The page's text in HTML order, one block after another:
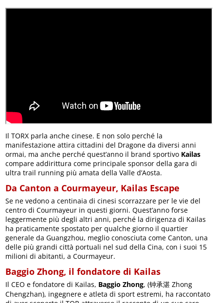
Il TORX parla anche cinese. E non solo perché la
manifestazione attira cittadini del Dragone da diversi anni
ormai, ma anche perché quest’anno il brand sportivo Kailas
compare addirittura come principale sponsor della gara di
ultra trail running più amata della Valle d’Aosta.
Da Canton a Courmayeur, Kailas Escape
Se ne vedono a centinaia di cinesi scorrazzare per le vie del
centro di Courmayeur in questi giorni. Quest’anno forse
leggermente più degli altri anni, perché la dirigenza di Kailas
ha praticamente spostato per qualche giorno il quartier
generale da Guangzhou, meglio conosciuta come Canton, una
delle più grandi città portuali nel sud della Cina, con i suoi 15
milioni di abitanti, a Courmayeur.
Baggio Zhong, il fondatore di Kailas
Il CEO e fondatore di Kailas, Baggio Zhong, (钟承湛 Zhong
Chengzhan), ingegnere e atleta di sport estremi, ha raccontato